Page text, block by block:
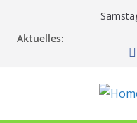
Aktuelles: